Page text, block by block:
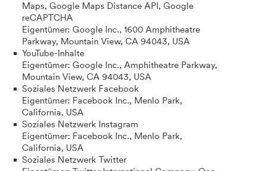
Maps, Google Maps Distance API, Google
reCAPTCHA
Eigentümer: Google Inc., 1600 Amphitheatre
Parkway, Mountain View, CA 94043, USA
YouTube-Inhalte
Eigentümer: Google Inc., Amphitheatre Parkway,
Mountain View, CA 94043, USA
Soziales Netzwerk Facebook
Eigentümer: Facebook Inc., Menlo Park,
California, USA
Soziales Netzwerk Instagram
Eigentümer: Facebook Inc., Menlo Park,
California, USA
Soziales Netzwerk Twitter